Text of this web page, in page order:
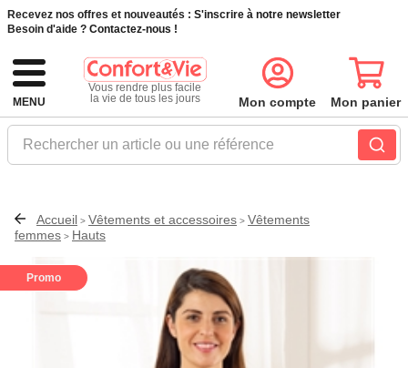
Recevez nos offres et nouveautés : S'inscrire à notre newsletter
Besoin d'aide ? Contactez-nous !
MENU
Vous rendre plus facile
la vie de tous les jours
Rechercher un article ou une référence
Mon compte Mon panier
Accueil > Vêtements et accessoires > Vêtements
femmes > Hauts
Promo